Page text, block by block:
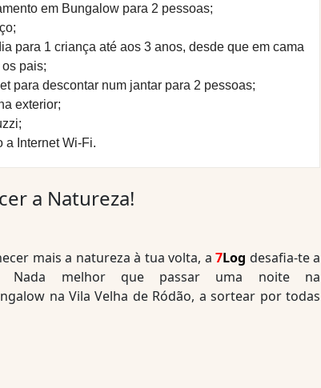
em Bungalow para 2 pessoas;
para 1 criança até aos 3 anos, desde que em cama
pais;
para descontar num jantar para 2 pessoas;
exterior;
a Internet Wi-Fi.
a Natureza!
mais a natureza à tua volta, a 7Log desafia-te a
Nada melhor que passar uma noite na
na Vila Velha de Ródão, a sortear por todas